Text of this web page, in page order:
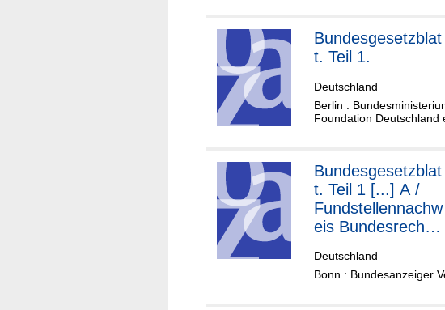
Bundesgesetzblat
t. Teil 1.
Deutschland
Berlin :
Foundation Deutschland
Bundesgesetzblat
t. Teil 1 [...] A /
Fundstellennachw
eis Bundesrecht
völkerrechtliche
Vereinbarungen
Deutschland
Bonn : Bundesanzeiger